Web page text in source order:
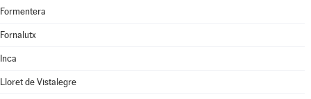
Formentera
Fornalutx
Inca
Lloret de Vistalegre